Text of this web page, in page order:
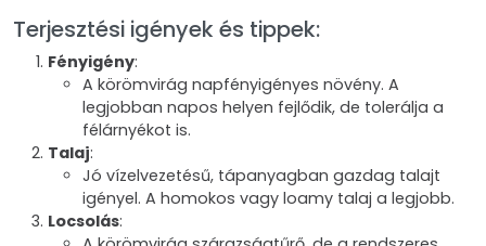
Terjesztési igények és tippek:
Fényigény:
A körömvirág napfényigényes növény. A
legjobban napos helyen fejlődik, de tolerálja a
félárnyékot is.
Talaj:
Jó vízelvezetésű, tápanyagban gazdag talajt
igényel. A homokos vagy loamy talaj a legjobb.
Locsolás: